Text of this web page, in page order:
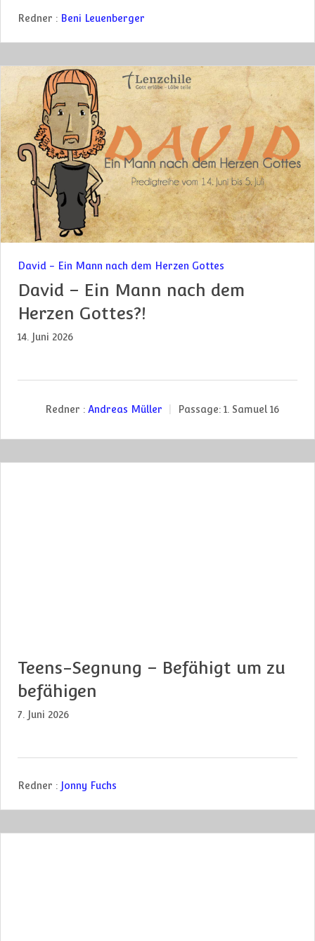
Redner : Beni Leuenberger
David - Ein Mann nach dem Herzen Gottes
David – Ein Mann nach dem
Herzen Gottes?!
14. Juni 2026
Redner : Andreas Müller Passage: 1. Samuel 16
Teens-Segnung – Befähigt um zu
befähigen
7. Juni 2026
Redner : Jonny Fuchs